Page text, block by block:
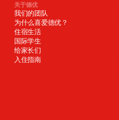
关于德优
我们的团队
为什么喜爱德优？
住宿生活
国际学生
给家长们
入住指南